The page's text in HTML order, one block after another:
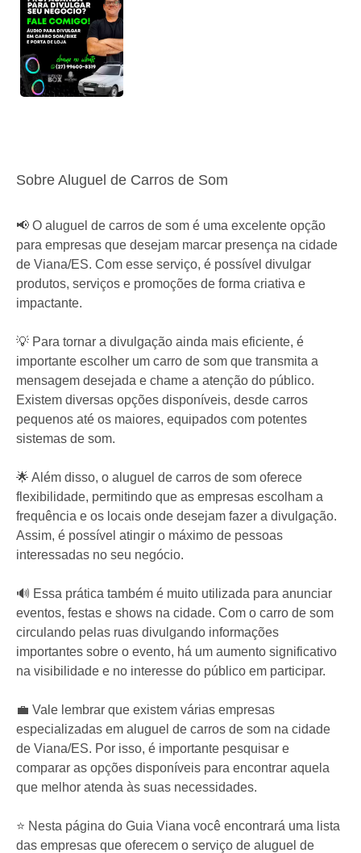
Sobre Aluguel de Carros de Som
📢 O aluguel de carros de som é uma excelente opção
para empresas que desejam marcar presença na cidade
de Viana/ES. Com esse serviço, é possível divulgar
produtos, serviços e promoções de forma criativa e
impactante.
💡 Para tornar a divulgação ainda mais eficiente, é
importante escolher um carro de som que transmita a
mensagem desejada e chame a atenção do público.
Existem diversas opções disponíveis, desde carros
pequenos até os maiores, equipados com potentes
sistemas de som.
🌟 Além disso, o aluguel de carros de som oferece
flexibilidade, permitindo que as empresas escolham a
frequência e os locais onde desejam fazer a divulgação.
Assim, é possível atingir o máximo de pessoas
interessadas no seu negócio.
🔊 Essa prática também é muito utilizada para anunciar
eventos, festas e shows na cidade. Com o carro de som
circulando pelas ruas divulgando informações
importantes sobre o evento, há um aumento significativo
na visibilidade e no interesse do público em participar.
💼 Vale lembrar que existem várias empresas
especializadas em aluguel de carros de som na cidade
de Viana/ES. Por isso, é importante pesquisar e
comparar as opções disponíveis para encontrar aquela
que melhor atenda às suas necessidades.
⭐ Nesta página do Guia Viana você encontrará uma lista
das empresas que oferecem o serviço de aluguel de